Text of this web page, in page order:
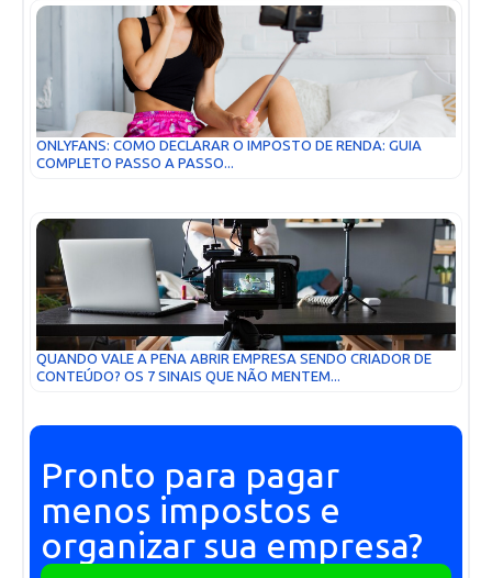
ONLYFANS: COMO DECLARAR O IMPOSTO DE RENDA: GUIA
COMPLETO PASSO A PASSO...
QUANDO VALE A PENA ABRIR EMPRESA SENDO CRIADOR DE
CONTEÚDO? OS 7 SINAIS QUE NÃO MENTEM...
Pronto para pagar
menos impostos e
organizar sua empresa?